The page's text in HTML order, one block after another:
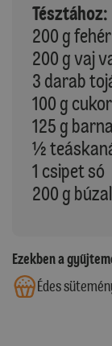
Tésztához:
200 g
200 g vaj
3 darab
100 g cukor
125 g
½
1 csipet só
200 g
Ezekben a
Édes